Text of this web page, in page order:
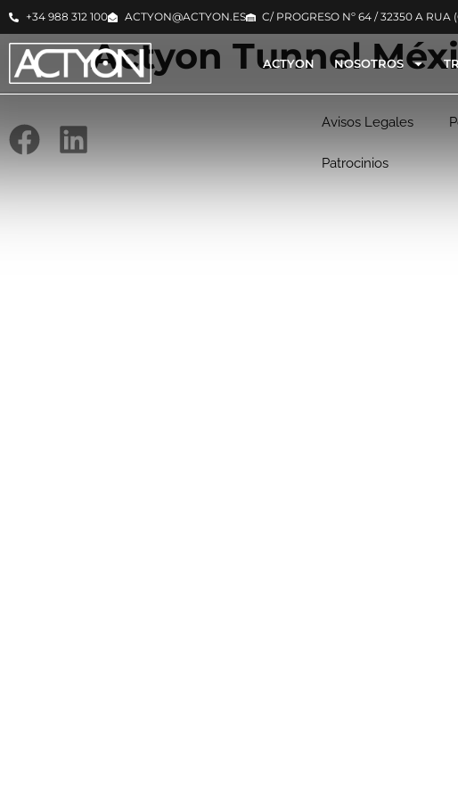
+34 988 312 100 ACTYON@ACTYON.ES C/ PROGRESO Nº 64 / 32350 A RUA
ACTYON NOSOTROS
Actyon Tunnel
Avisos Legales
Patrocinios